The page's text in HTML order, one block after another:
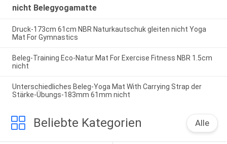
nicht Belegyogamatte
Druck-173cm 61cm NBR Naturkautschuk gleiten nicht Yoga
Mat For Gymnastics
Beleg-Training Eco-Natur Mat For Exercise Fitness NBR 1.5cm
nicht
Unterschiedliches Beleg-Yoga Mat With Carrying Strap der
Stärke-Übungs-183mm 61mm nicht
Beliebte Kategorien Alle